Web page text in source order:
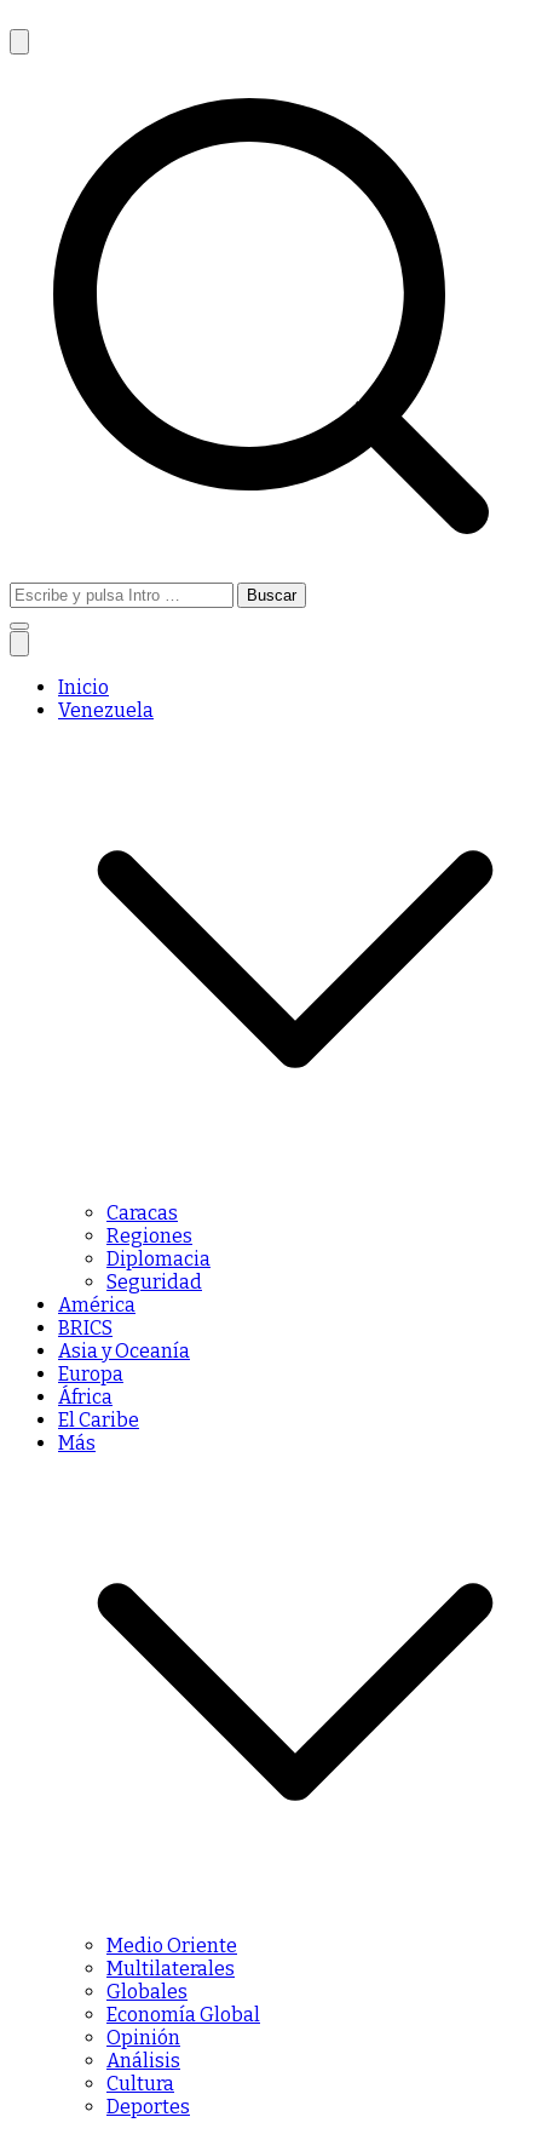
Buscar:
Inicio
Venezuela
Caracas
Regiones
Diplomacia
Seguridad
América
BRICS
Asia y Oceanía
Europa
África
El Caribe
Más
Medio Oriente
Multilaterales
Globales
Economía Global
Opinión
Análisis
Cultura
Deportes